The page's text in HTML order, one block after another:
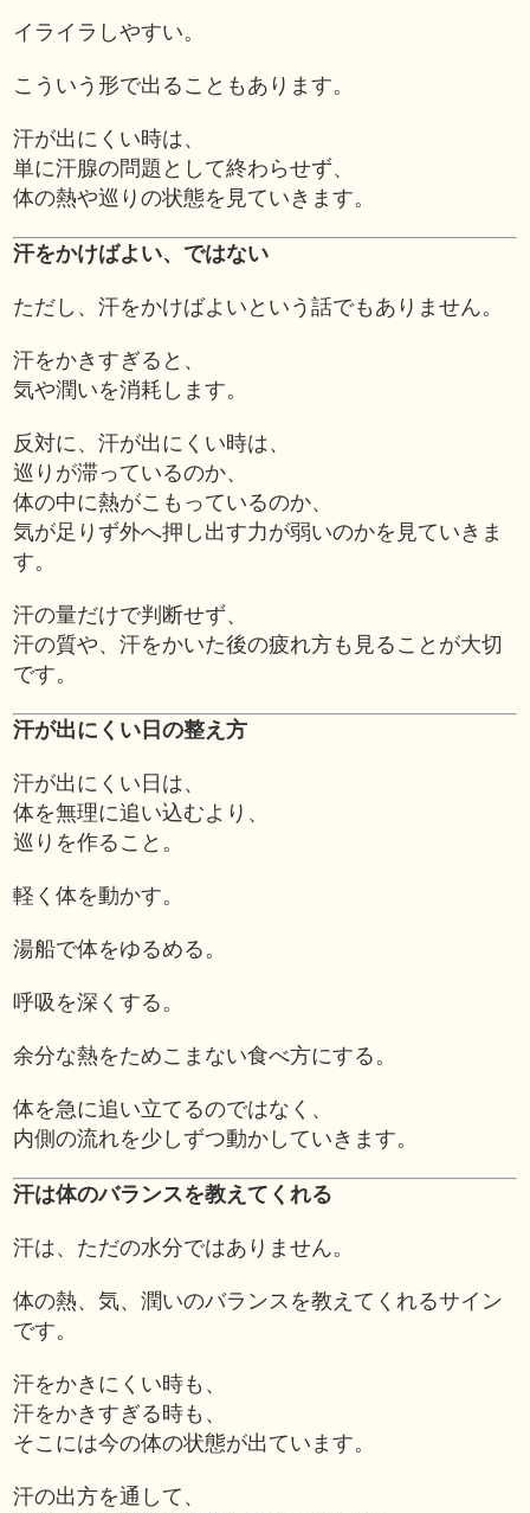
イライラしやすい。
こういう形で出ることもあります。
汗が出にくい時は、
単に汗腺の問題として終わらせず、
体の熱や巡りの状態を見ていきます。
汗をかけばよい、ではない
ただし、汗をかけばよいという話でもありません。
汗をかきすぎると、
気や潤いを消耗します。
反対に、汗が出にくい時は、
巡りが滞っているのか、
体の中に熱がこもっているのか、
気が足りず外へ押し出す力が弱いのかを見ていきま
す。
汗の量だけで判断せず、
汗の質や、汗をかいた後の疲れ方も見ることが大切
です。
汗が出にくい日の整え方
汗が出にくい日は、
体を無理に追い込むより、
巡りを作ること。
軽く体を動かす。
湯船で体をゆるめる。
呼吸を深くする。
余分な熱をためこまない食べ方にする。
体を急に追い立てるのではなく、
内側の流れを少しずつ動かしていきます。
汗は体のバランスを教えてくれる
汗は、ただの水分ではありません。
体の熱、気、潤いのバランスを教えてくれるサイン
です。
汗をかきにくい時も、
汗をかきすぎる時も、
そこには今の体の状態が出ています。
汗の出方を通して、